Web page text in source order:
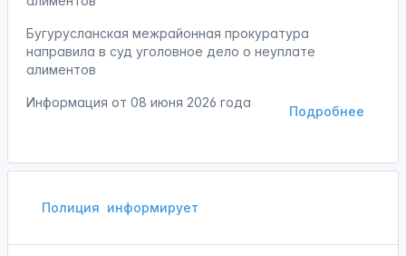
Бугурусланская межрайонная прокуратура
направила в суд уголовное дело о неуплате
алиментов
Подробнее
Информация от 08 июня 2026 года
Полиция информирует